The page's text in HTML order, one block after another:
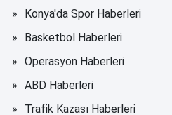
Konya'da Spor Haberleri
Basketbol Haberleri
Operasyon Haberleri
ABD Haberleri
Trafik Kazası Haberleri